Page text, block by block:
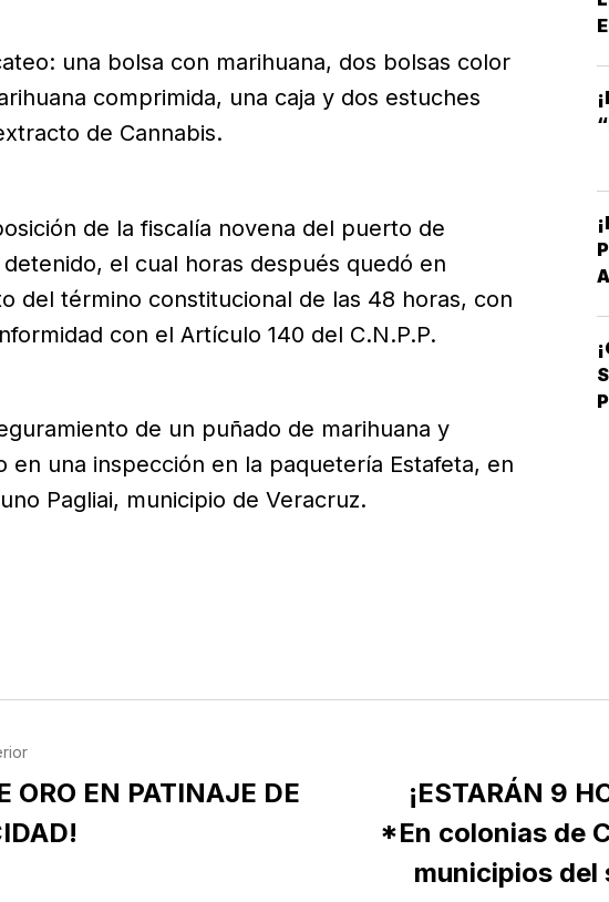
una bolsa con marihuana, dos bolsas color
comprimida, una caja y dos estuches
de Cannabis.
de la fiscalía novena del puerto de
el cual horas después quedó en
del término constitucional de las 48 horas, con
con el Artículo 140 del C.N.P.P.
de un puñado de marihuana y
en una inspección en la paquetería Estafeta, en
Pagliai, municipio de Veracruz.
ORO EN PATINAJE DE
¡ESTARÁN 9
*En colonias de
municipios del